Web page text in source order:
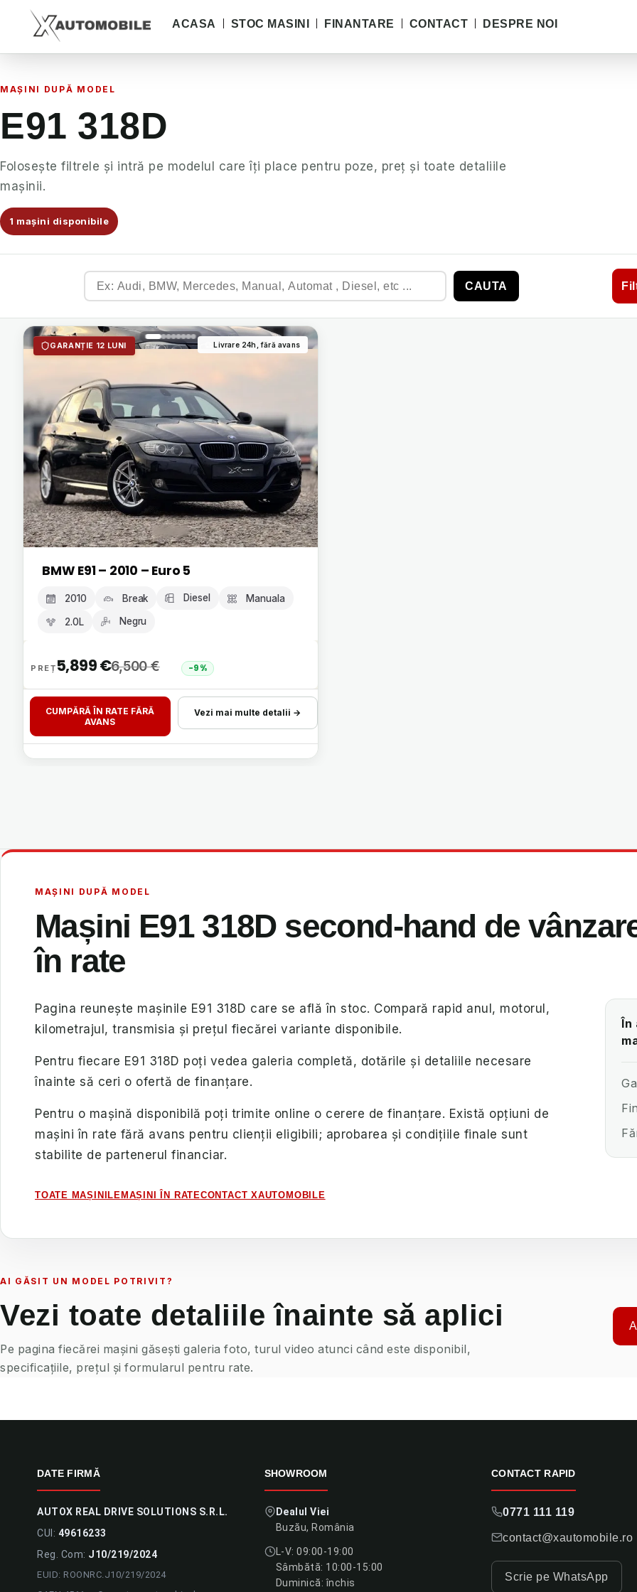
ACASA STOC MASINI FINANTARE CONTACT DESPRE NOI
MAȘINI DUPĂ MODEL
E91 318D
Folosește filtrele și intră pe modelul care îți place pentru poze, preț și toate detaliile
mașinii.
1 mașini disponibile
CAUTA
GARANȚIE 12 LUNI Livrare 24h, fără avans
BMW E91 – 2010 – Euro 5
2010 Break Diesel Manuala
2.0L Negru
6,500€
5,899€ -9%
CUMPĂRĂ ÎN RATE FĂRĂ
AVANS
Vezi mai multe detalii →
MAȘINI DUPĂ MODEL
Mașini E91 318D second-hand de
în rate
Pagina reunește mașinile E91 318D care se află în stoc. Compară rapid anul, motorul,
kilometrajul, transmisia și prețul fiecărei variante disponibile.
Pentru fiecare E91 318D poți vedea galeria completă, dotările și detaliile necesare
înainte să ceri o ofertă de finanțare.
Pentru o mașină disponibilă poți trimite online o cerere de finanțare. Există opțiuni de
mașini în rate fără avans pentru clienții eligibili; aprobarea și condițiile finale sunt
stabilite de partenerul financiar.
În
TOATE MAȘINILEMAȘINI ÎN RATECONTACT XAUTOMOBILE
AI GĂSIT UN MODEL POTRIVIT?
Vezi toate detaliile înainte să aplici
Pe pagina fiecărei mașini găsești galeria foto, turul video atunci când este disponibil,
specificațiile, prețul și formularul pentru rate.
DATE FIRMĂ
AUTOX REAL DRIVE SOLUTIONS S.R.L.
CUI: 49616233
Reg. Com: J10/219/2024
EUID: ROONRC.J10/219/2024
SHOWROOM
Dealul Viei
Buzău, România
L-V: 09:00-19:00
Sâmbătă: 10:00-15:00
Duminică: închis
CONTACT RAPID
0771 111 119
contact@xautomobile.ro
Scrie pe WhatsApp